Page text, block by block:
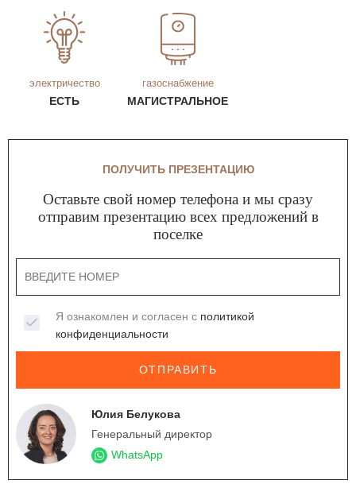
электричество
ЕСТЬ
газоснабжение
МАГИСТРАЛЬНОЕ
ПОЛУЧИТЬ ПРЕЗЕНТАЦИЮ
Оставьте свой номер телефона и мы сразу
отправим презентацию всех предложений в
поселке
Я ознакомлен и согласен с политикой
конфиденциальности
ОТПРАВИТЬ
Юлия Белукова
Генеральный директор
WhatsApp